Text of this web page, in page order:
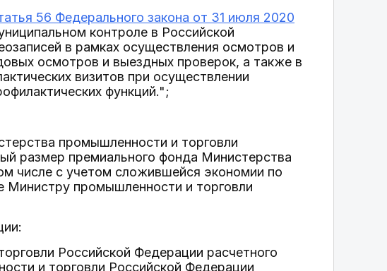
56 Федерального закона от 31 июля 2020
контроле в Российской
в рамках осуществления осмотров и
осмотров и выездных проверок, а также в
визитов при осуществлении
функций.";
промышленности и торговли
размер премиального фонда Министерства
числе с учетом сложившейся экономии по
Министру промышленности и торговли
Российской Федерации расчетного
и торговли Российской Федерации